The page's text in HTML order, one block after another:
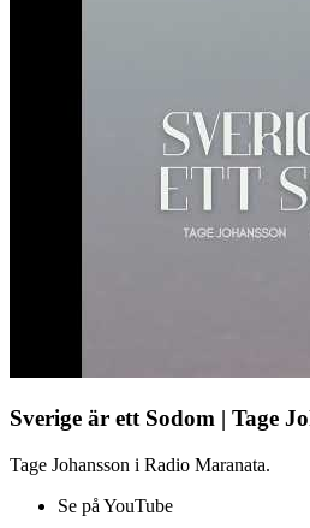
Sverige är ett Sodom | Tage
Tage Johansson i Radio Maranata.
Se på YouTube